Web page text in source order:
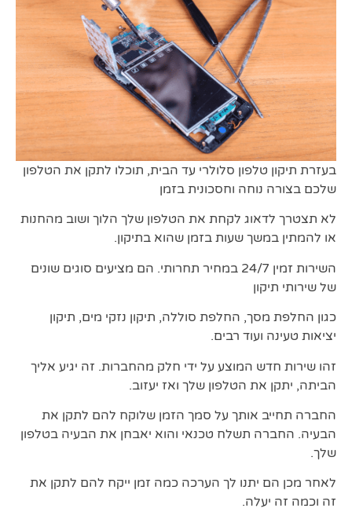
בעזרת תיקון טלפון סלולרי עד הבית, תוכלו לתקן את הטלפון
שלכם בצורה נוחה וחסכונית בזמן
לא תצטרך לדאוג לקחת את הטלפון שלך הלוך ושוב מהחנות
או להמתין במשך שעות בזמן שהוא בתיקון.
השירות זמין 24/7 במחיר תחרותי. הם מציעים סוגים שונים
של שירותי תיקון
כגון החלפת מסך, החלפת סוללה, תיקון נזקי מים, תיקון
יציאות טעינה ועוד רבים.
זהו שירות חדש המוצע על ידי חלק מהחברות. זה יגיע אליך
הביתה, יתקן את הטלפון שלך ואז יעזוב.
החברה תחייב אותך על סמך הזמן שלוקח להם לתקן את
הבעיה. החברה תשלח טכנאי והוא יאבחן את הבעיה בטלפון
שלך.
לאחר מכן הם יתנו לך הערכה כמה זמן ייקח להם לתקן את
זה וכמה זה יעלה.